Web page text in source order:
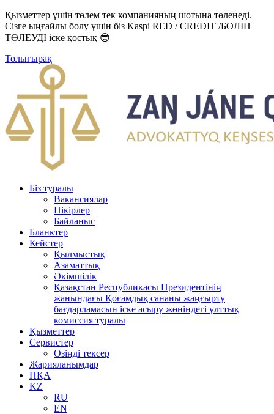
Қызметтер үшін төлем тек компанияның шотына төленеді.
Сізге ыңғайлы болу үшін біз Kaspi RED / CREDIT /БӨЛІП
ТӨЛЕУДІ іске қостық 😎
Толығырақ
Біз туралы
Вакансиялар
Пікірлер
Байланыс
Бланктер
Кейстер
Қылмыстық
Азаматтық
Әкімшілік
Қазақстан Республикасы Президентінің
жанындағы Қоғамдық сананы жаңғырту
бағдарламасын іске асыру жөніндегі ұлттық
комиссия туралы
Қызметтер
Сервистер
Өзіңді тексер
Жарияланымдар
НҚА
KZ
RU
EN